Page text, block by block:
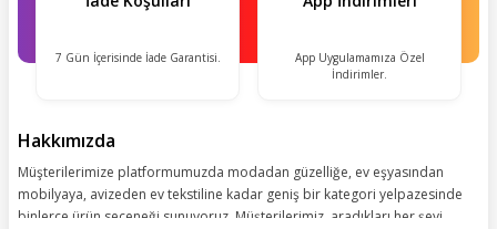
7 Gün İçerisinde İade Garantisi.
App Uygulamamıza Özel
İndirimler.
Hakkımızda
Müşterilerimize platformumuzda modadan güzelliğe, ev eşyasından
mobilyaya, avizeden ev tekstiline kadar geniş bir kategori yelpazesinde
binlerce ürün seçeneği sunuyoruz. Müşterilerimiz, aradıkları her şeyi